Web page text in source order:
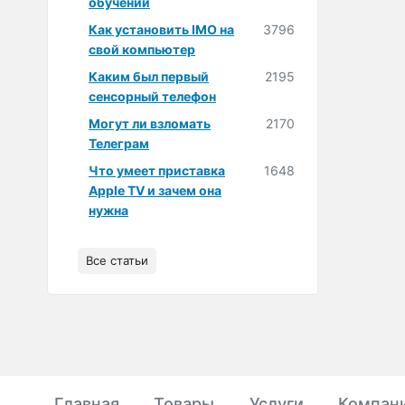
Как установить IMO на
свой компьютер
3796
Каким был первый
сенсорный телефон
2195
Могут ли взломать
Телеграм
2170
Что умеет приставка
Apple TV и зачем она
нужна
1648
Все статьи